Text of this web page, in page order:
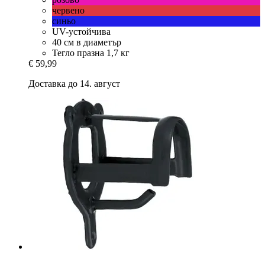
червено
синьо
UV-устойчива
40 см в диаметър
Тегло празна 1,7 кг
€ 59,99
Доставка до 14. август